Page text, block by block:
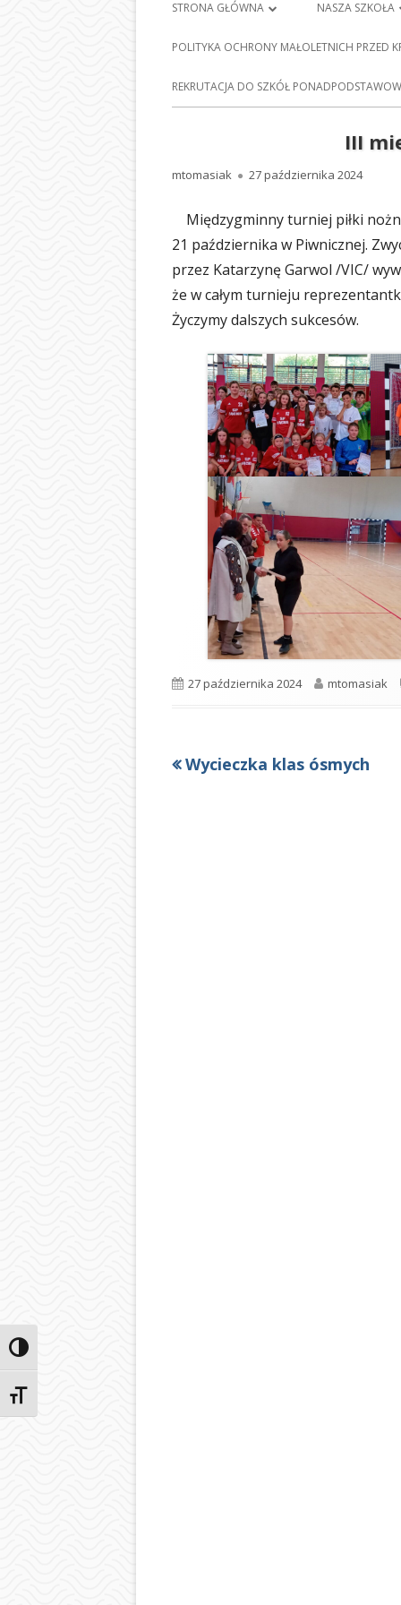
Przełącz wysoki kontrast
Zmień rozmiar czcionek
Menu
główne
STRONA GŁÓWNA
PLAN LEKCJI
DZIENNIK ELEKTRONICZNY E-
NASZA SZKOŁA
HISTORIA
BARCICACH
ODDZIAŁY
SEKRETARIAT
PEDAGOG
BIBLIOTEKA
ŚWIETLICA
SAMORZĄD
OCHRONA
LOGOTYP
POLITYKA OCHRONY MAŁOLETNICH PRZED
REKRUTACJA DO SZKÓŁ
III
Autor
mtomasiak Opublikowano
27 października 2024
Międzygminny turniej piłki
21 października w Piwnicznej.
przez Katarzynę Garwol /VIC/
że w całym turnieju
Życzymy dalszych sukcesów.
Opublikowano
27 października 2024 Autor
mtomasiak
Nawigacja
Poprzedni
Wycieczka klas ósmych